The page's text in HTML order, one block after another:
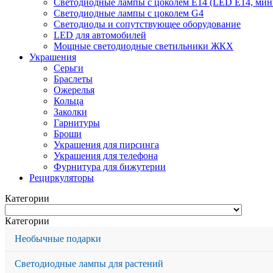
Светодиодные лампы с цоколем G4
Светодиоды и сопутствующее оборудование
LED для автомобилей
Мощные светодиодные светильники ЖКХ
Украшения
Серьги
Браслеты
Ожерелья
Кольца
Заколки
Гарнитуры
Броши
Украшения для пирсинга
Украшения для телефона
Фурнитура для бижутерии
Рециркуляторы
Категории
Категории
Необычные подарки
Светодиодные лампы для растений